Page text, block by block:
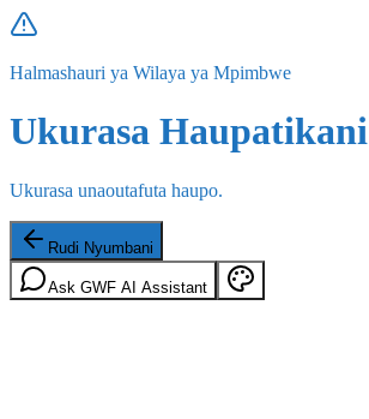
Halmashauri ya Wilaya ya Mpimbwe
Ukurasa Haupatikani
Ukurasa unaoutafuta haupo.
Rudi Nyumbani
Ask GWF AI Assistant